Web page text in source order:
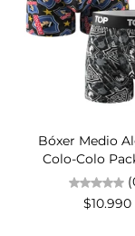
Bóxer Medio
Colo-Colo
$10.990